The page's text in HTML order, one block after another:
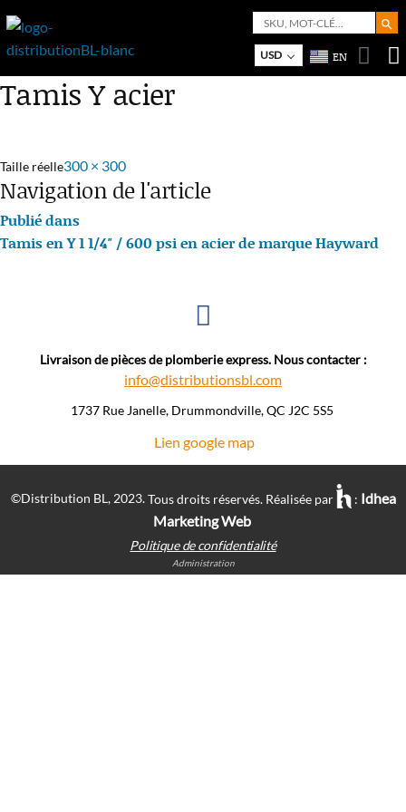
Search
for:
Search
USD EN
Tamis Y acier
Taille réelle300 × 300
Navigation de l'article
Publié dans
Tamis en Y 1 1/4″ / 600 psi en acier de marque Hayward
Livraison de pièces de plomberie express. Nous contacter :
info@distributionsbl.com
1737 Rue Janelle, Drummondville, QC J2C 5S5 ​
Lien google map
©Distribution BL, 2023.Tous droits réservés. Réalisée par : Idhea
Marketing Web
Politique de confidentialité
Administration